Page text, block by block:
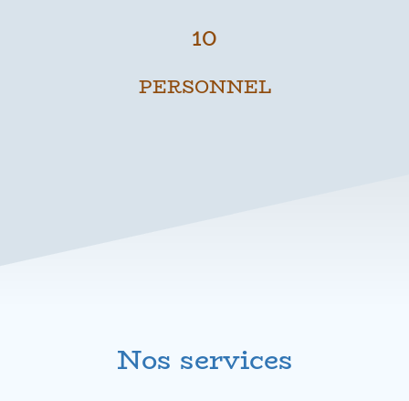
10
PERSONNEL
Nos services